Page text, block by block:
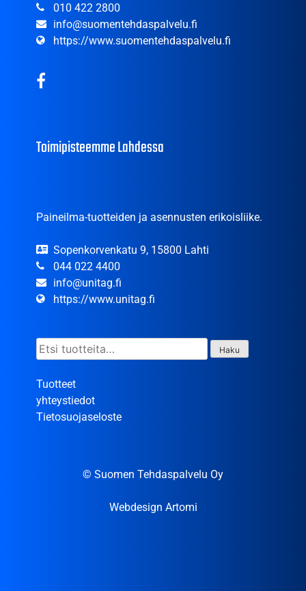
010 422 2800
info@suomentehdaspalvelu.fi
https://www.suomentehdaspalvelu.fi
Toimipisteemme Lahdessa
Paineilma-tuotteiden ja asennusten erikoisliike.
Sopenkorvenkatu 9, 15800 Lahti
044 022 4400
info@unitag.fi
https://www.unitag.fi
Etsi: Haku
Tuotteet
yhteystiedot
Tietosuojaseloste
© Suomen Tehdaspalvelu Oy
Webdesign Artomi